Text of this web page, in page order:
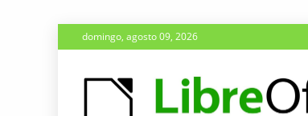
Saltar
al
domingo, agosto 09, 2026